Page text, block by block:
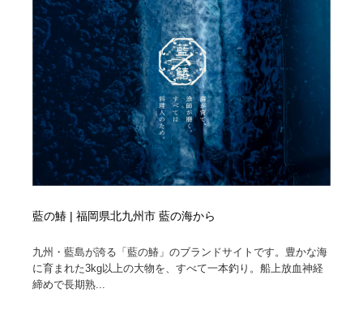
藍の鰆 | 福岡県北九州市 藍の海から
九州・藍島が誇る「藍の鰆」のブランドサイトです。豊かな海
に育まれた3kg以上の大物を、すべて一本釣り。船上放血神経
締めで長期熟...